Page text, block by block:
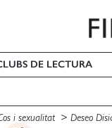
DE LECTURA
i sexualitat Deseo